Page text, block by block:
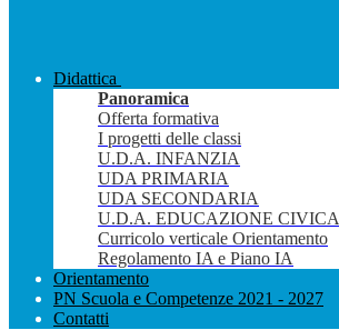
Didattica
Panoramica
Offerta formativa
I progetti delle classi
U.D.A. INFANZIA
UDA PRIMARIA
UDA SECONDARIA
U.D.A. EDUCAZIONE CIVICA
Curricolo verticale Orientamento
Regolamento IA e Piano IA
Orientamento
PN Scuola e Competenze 2021 - 2027
Contatti